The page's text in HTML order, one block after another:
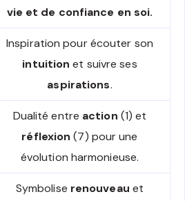
vie et de confiance en soi.
Inspiration pour écouter son
intuition et suivre ses
aspirations.
Dualité entre action (1) et
réflexion (7) pour une
évolution harmonieuse.
Symbolise renouveau et